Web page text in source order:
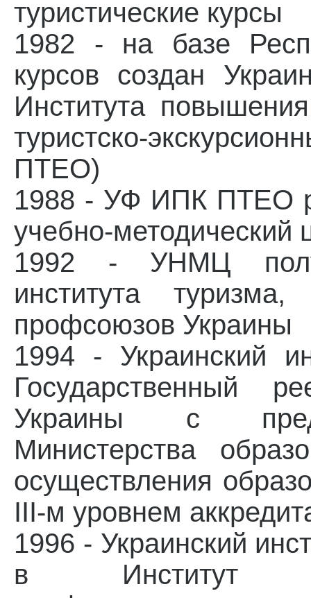
туристические курсы
1982 - на базе
курсов создан
Института
туристско-
ПТЕО)
1988 - УФ ИПК ПТЕО
учебно-
1992 - УНМЦ
института
профсоюзов Украины
1994 - Украинский
Государственный
Украины с
Министерства
осуществления
III-м уровнем
1996 - Украинский
в Институт